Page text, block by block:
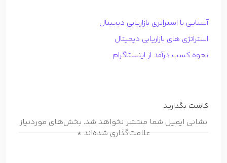
آشنایی با استراتژی بازاریابی دیجیتال
استراتژی های بازاریابی دیجیتال
نحوه کسب درآمد از اینستاگرام
کامنت بگذارید
نشانی ایمیل شما منتشر نخواهد شد. بخش‌های موردنیاز
علامت‌گذاری شده‌اند*